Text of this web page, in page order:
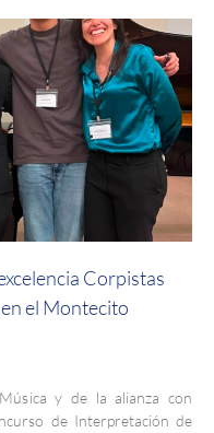
Corpistas
el Montecito
y de la alianza con
de Interpretación de